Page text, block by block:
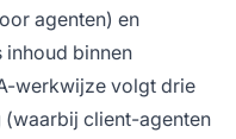
agenten) en
inhoud binnen
werkwijze volgt drie
(waarbij client-agenten